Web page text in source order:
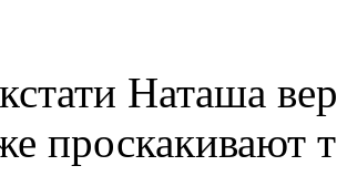
Наташа
проскакивают